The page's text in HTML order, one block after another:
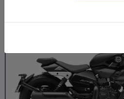
Baujahr
von 2026 bis